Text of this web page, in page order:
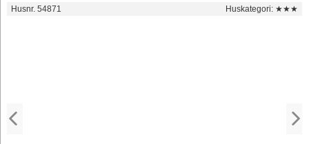
Tilbud
Husnr. 54871 Huskategori: ★★★